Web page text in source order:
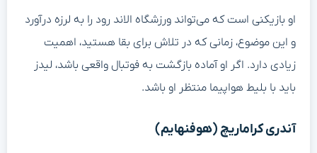
او بازیکنی است که می‌تواند ورزشگاه الاند رود را به لرزه درآورد
و این موضوع، زمانی که در تلاش برای بقا هستید، اهمیت
زیادی دارد. اگر او آماده بازگشت به فوتبال واقعی باشد، لیدز
باید با بلیط هواپیما منتظر او باشد.
آندری کراماریچ (هوفنهایم)